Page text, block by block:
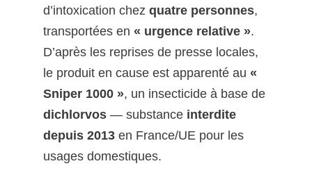
d’intoxication chezquatre personnes,
transportées en« urgence relative ».
D’après les reprises de presse locales,
le produit en cause est apparenté au«
Sniper 1000 », un insecticide à base de
dichlorvos — substance interdite
depuis 2013 en France/UE pour les
usages domestiques.